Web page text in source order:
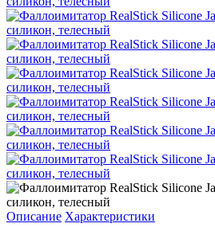
Описание Характеристики